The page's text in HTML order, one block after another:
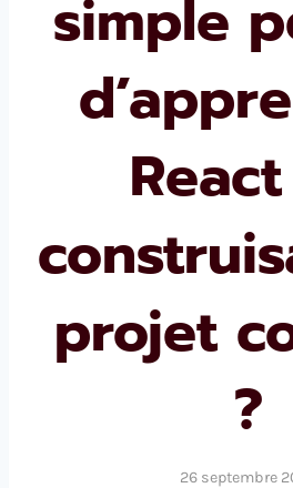
simple
projet
?
26 septembre